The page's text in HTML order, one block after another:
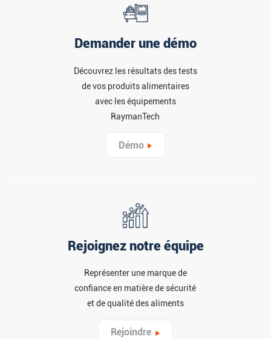
Demander une démo
Découvrez les résultats des tests
de vos produits alimentaires
avec les équipements
RaymanTech
Démo
Rejoignez notre équipe
Représenter une marque de
confiance en matière de sécurité
et de qualité des aliments
Rejoindre